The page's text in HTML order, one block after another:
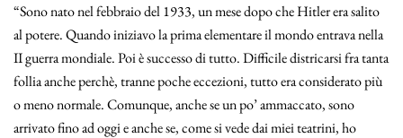
“Sono nato nel febbraio del 1933, un mese dopo che Hitler era salito
al potere. Quando iniziavo la prima elementare il mondo entrava nella
II guerra mondiale. Poi è successo di tutto. Difficile districarsi fra tanta
follia anche perchè, tranne poche eccezioni, tutto era considerato più
o meno normale. Comunque, anche se un po’ ammaccato, sono
arrivato fino ad oggi e anche se, come si vede dai miei teatrini, ho